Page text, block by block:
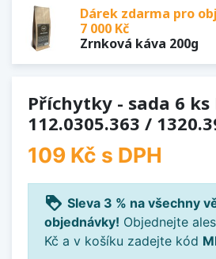
Dárek zdarma pro
7 000 Kč
Zrnková káva 200g
Příchytky - sada 6 ks
112.0305.363 /
109 Kč s DPH
loyalty Sleva 3 % na všechny
objednávky! Objednejte
Kč a v košíku zadejte kód